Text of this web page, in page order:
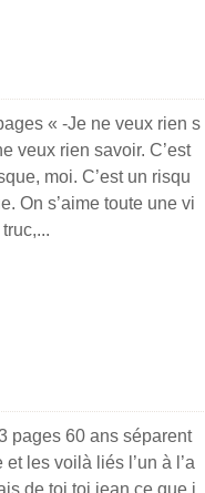
« -Je ne veux rien s
veux rien savoir. C’est
moi. C’est un risqu
On s’aime toute une vi
pages 60 ans séparent
les voilà liés l’un à l’a
de toi toi jean ce que j